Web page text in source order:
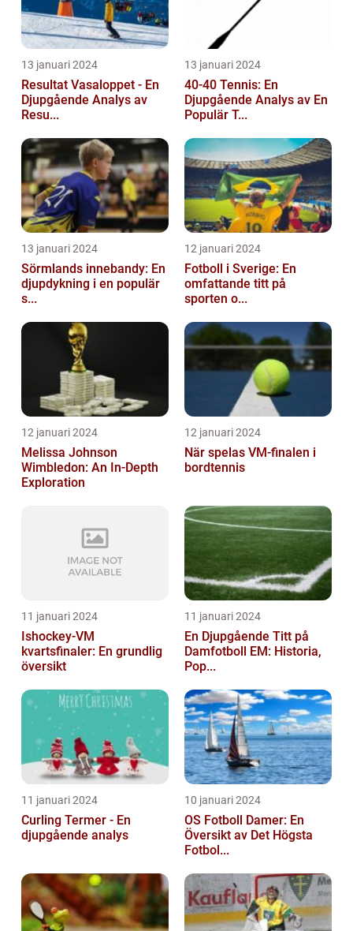
13 januari 2024
Resultat Vasaloppet - En
Djupgående Analys av
Resu...
13 januari 2024
40-40 Tennis: En
Djupgående Analys av En
Populär T...
13 januari 2024
Sörmlands innebandy: En
djupdykning i en populär
s...
12 januari 2024
Fotboll i Sverige: En
omfattande titt på
sporten o...
12 januari 2024
Melissa Johnson
Wimbledon: An In-Depth
Exploration
12 januari 2024
När spelas VM-finalen i
bordtennis
11 januari 2024
Ishockey-VM
kvartsfinaler: En grundlig
översikt
11 januari 2024
En Djupgående Titt på
Damfotboll EM: Historia,
Pop...
11 januari 2024
Curling Termer - En
djupgående analys
10 januari 2024
OS Fotboll Damer: En
Översikt av Det Högsta
Fotbol...